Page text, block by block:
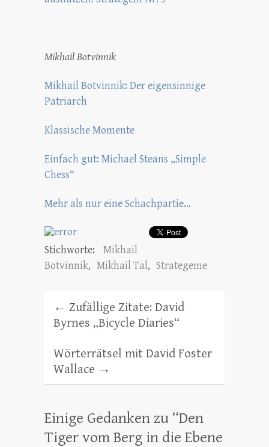
Mikhail Botvinnik
Mikhail Botvinnik: Der eigensinnige
Patriarch
Klassische Momente
Einfach gut: Michael Steans „Simple
Chess“
Mehr als nur eine Schachpartie…
Stichworte:
Mikhail
Botvinnik, Mikhail Tal, Strategeme
← Zufällige Zitate: David
Byrnes „Bicycle Diaries“
Wörterrätsel mit David Foster
Wallace →
Einige Gedanken zu “Den
Tiger vom Berg in die Ebene